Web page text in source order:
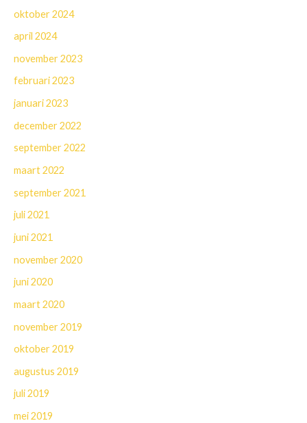
oktober 2024
april 2024
november 2023
februari 2023
januari 2023
december 2022
september 2022
maart 2022
september 2021
juli 2021
juni 2021
november 2020
juni 2020
maart 2020
november 2019
oktober 2019
augustus 2019
juli 2019
mei 2019